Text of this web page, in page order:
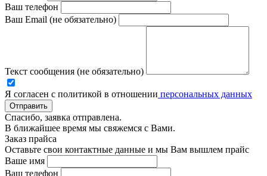
Ваш телефон
Ваш Email (не обязательно)
Текст сообщения (не обязательно)
Я согласен с политикой в отношении персональных данных
Отправить
Спасибо, заявка отправлена.
В ближайшее время мы свяжемся с Вами.
Заказ прайса
Оставьте свои контактные данные и мы Вам вышлем прайс
Ваше имя
Ваш телефон